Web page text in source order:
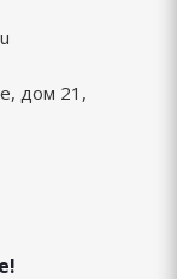
дом 21,